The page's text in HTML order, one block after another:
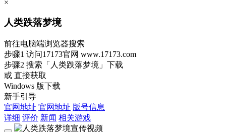
×
人类跌落梦境
前往电脑端浏览器搜索
步骤1 访问17173官网 www.17173.com
步骤2 搜索 「人类跌落梦境」 下载
或 直接获取
Windows 版下载
新手引导
官网地址 官网地址 版号信息
详细 评价 新闻 相关游戏